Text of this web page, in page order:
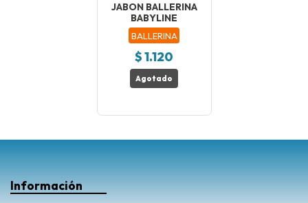
JABON BALLERINA
BABYLINE
BALLERINA
$ 1.120
Agotado
Información